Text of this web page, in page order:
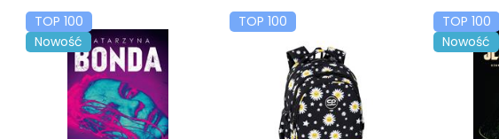
TOP 100
Nowość
TOP 100
TOP 100
Nowość